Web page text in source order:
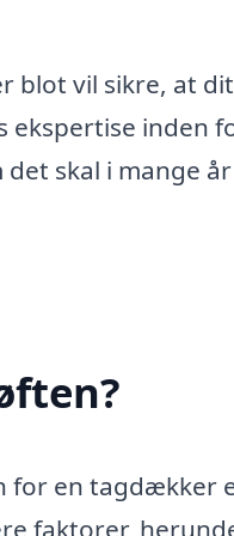
blot vil sikre, at
inden
skal i mange
for en tagdækker
faktorer,